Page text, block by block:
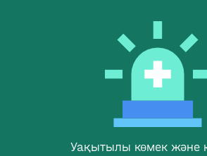
Уақытылы көмек және